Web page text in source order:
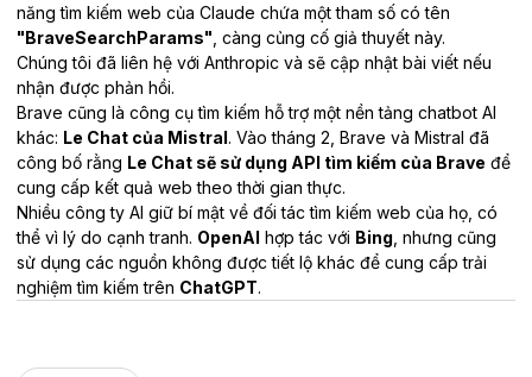
năng tìm kiếm web của Claude chứa một tham số có tên
"BraveSearchParams" , càng củng cố giả thuyết này.
Chúng tôi đã liên hệ với Anthropic và sẽ cập nhật bài viết nếu
nhận được phản hồi.
Brave cũng là công cụ tìm kiếm hỗ trợ một nền tảng chatbot AI
khác: Le Chat của Mistral. Vào tháng 2, Brave và Mistral đã
công bố rằng Le Chat sẽ sử dụng API tìm kiếm của Brave để
cung cấp kết quả web theo thời gian thực.
Nhiều công ty AI giữ bí mật về đối tác tìm kiếm web của họ, có
thể vì lý do cạnh tranh. OpenAI hợp tác với Bing , nhưng cũng
sử dụng các nguồn không được tiết lộ khác để cung cấp trải
nghiệm tìm kiếm trên ChatGPT.